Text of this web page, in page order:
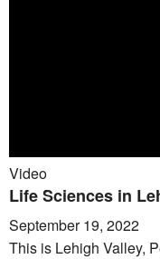
Video
Life Sciences in
September 19, 2022
This is Lehigh Valley,